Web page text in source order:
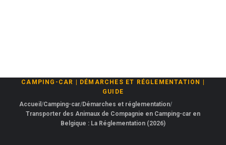
CAMPING-CAR DÉMARCHES ET RÉGLEMENTATION
GUIDE
Accueil Camping-car Démarches et réglementation
Transporter des Animaux de Compagnie en Camping-car en
Belgique : La Réglementation (2026)